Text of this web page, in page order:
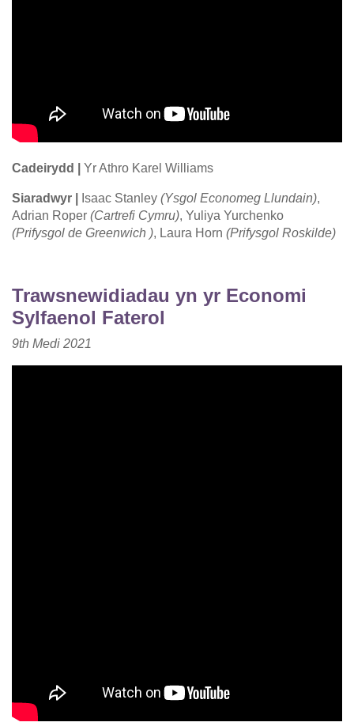
Cadeirydd | Yr Athro Karel Williams
Siaradwyr | Isaac Stanley (Ysgol Economeg Llundain),
Adrian Roper (Cartrefi Cymru), Yuliya Yurchenko
(Prifysgol de Greenwich ), Laura Horn (Prifysgol Roskilde)
Trawsnewidiadau yn yr Economi
Sylfaenol Faterol
9th Medi 2021